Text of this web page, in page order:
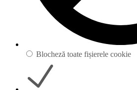
Blocheză toate fișierele cookie